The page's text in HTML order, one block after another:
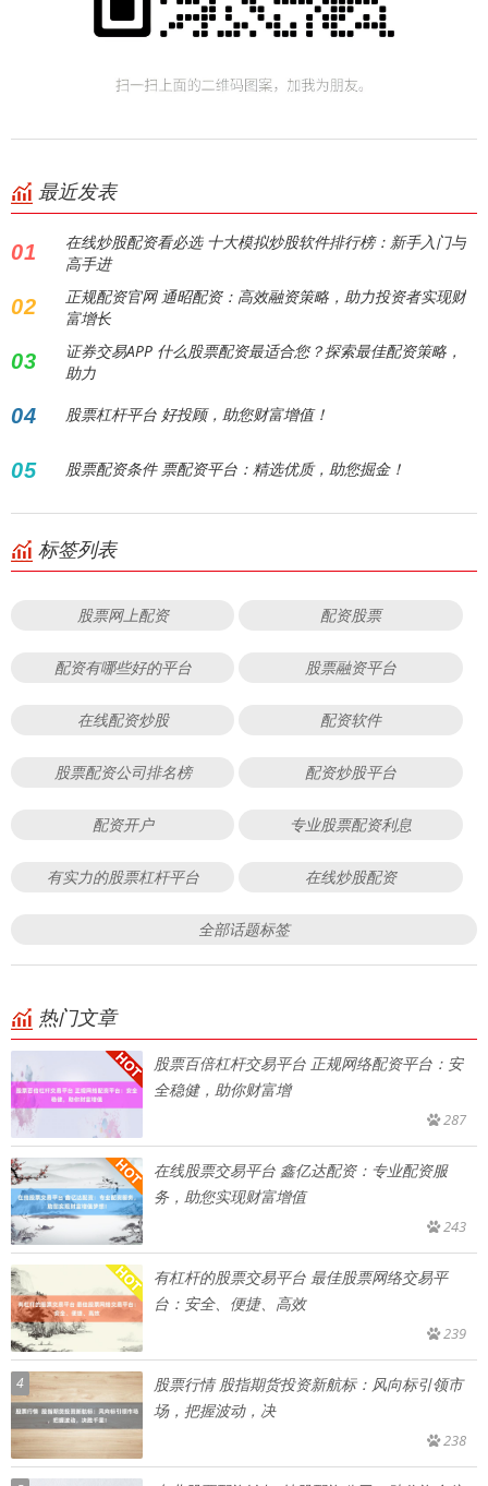
最近发表
01
在线炒股配资看必选 十大模拟炒股软件排行榜：新手入门与
高手进
02
正规配资官网 通昭配资：高效融资策略，助力投资者实现财
富增长
03
证券交易APP 什么股票配资最适合您？探索最佳配资策略，
助力
04 股票杠杆平台 好投顾，助您财富增值！
05 股票配资条件 票配资平台：精选优质，助您掘金！
标签列表
股票网上配资 配资股票
配资有哪些好的平台 股票融资平台
在线配资炒股 配资软件
股票配资公司排名榜 配资炒股平台
配资开户 专业股票配资利息
有实力的股票杠杆平台 在线炒股配资
全部话题标签
热门文章
股票百倍杠杆交易平台 正规网络配资平台：安
全稳健，助你财富增
287
在线股票交易平台 鑫亿达配资：专业配资服
务，助您实现财富增值
243
有杠杆的股票交易平台 最佳股票网络交易平
台：安全、便捷、高效
239
4
股票行情 股指期货投资新航标：风向标引领市
场，把握波动，决
238